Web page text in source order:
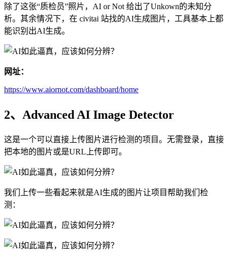
除了这张“质检员”照片，AI or Not 给出了Unkown的未知分
析。其余情况下，在 civitai 站找的AI生成图片，工具基本上都
能识别出AI生成。
网址：
https://www.aiornot.com/dashboard/home
2、Advanced AI Image Detector
这是一个可以直接上传图片进行检测的项目。无需登录，直接
把本地的图片或是URL上传即可。
我们上传一些看起来就是AI生成的图片让项目帮助我们检
测：